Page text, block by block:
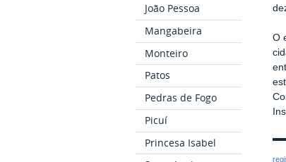
João Pessoa
Mangabeira
Monteiro
Patos
Pedras de Fogo
Picuí
Princesa Isabel
O